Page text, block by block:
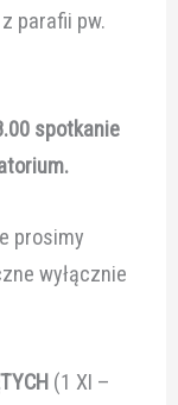
parafii pw.
spotkanie
prosimy
wyłącznie
(1 XI –